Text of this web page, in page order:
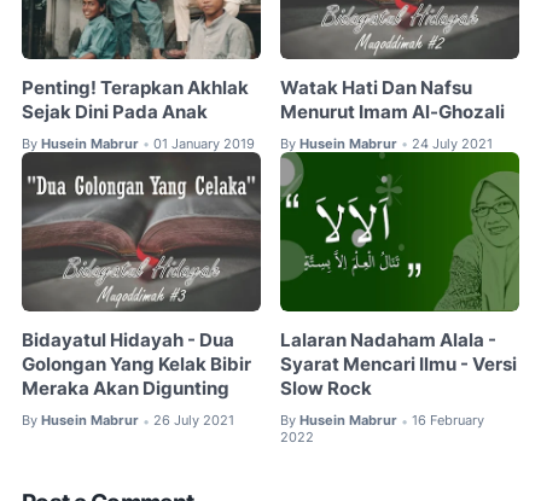
Penting! Terapkan Akhlak
Sejak Dini Pada Anak
By Husein Mabrur • 01 January 2019
Watak Hati Dan Nafsu
Menurut Imam Al-Ghozali
By Husein Mabrur • 24 July 2021
Bidayatul Hidayah - Dua
Golongan Yang Kelak Bibir
Meraka Akan Digunting
By Husein Mabrur • 26 July 2021
Lalaran Nadaham Alala -
Syarat Mencari Ilmu - Versi
Slow Rock
By Husein Mabrur • 16 February
2022